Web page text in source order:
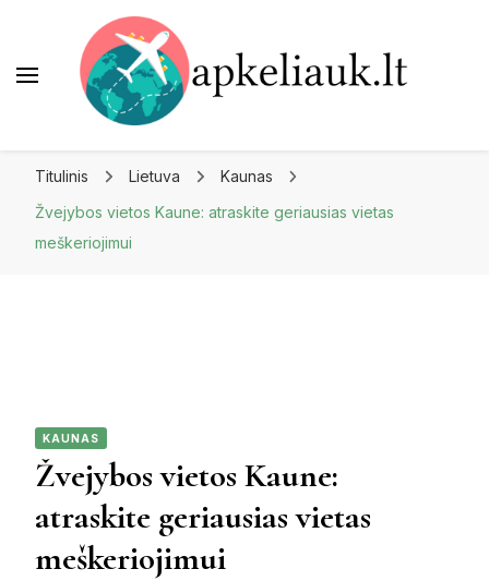
Titulinis Lietuva
Kaunas
Žvejybos vietos Kaune: atraskite geriausias vietas
meškeriojimui
KAUNAS
Žvejybos vietos Kaune:
atraskite geriausias vietas
meškeriojimui